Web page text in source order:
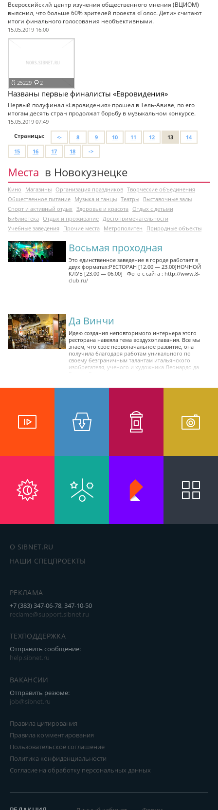
Всероссийский центр изучения общественного мнения (ВЦИОМ)
выяснил, что больше 60% зрителей проекта «Голос. Дети» считают
итоги финального голосования необъективными.
15.05.2019 16:00
25229 2
Названы первые финалисты «Евровидения»
Первый полуфинал «Евровидения» прошел в Тель-Авиве, по его
итогам десять стран продолжат борьбу в музыкальном конкурсе.
15.05.2019 07:49
Страницы:
<- 8 9 10 11 12 13
14
15
16 17 18 ->
Места в Новокузнецке
Кино Магазины Организация праздников Творческие объединения
Общественное питание Музыка и танцы Театры Выставочные залы
Спорт и активный отдых Здоровье и красота Отдых с детьми
Библиотека Отдых и проживание Достопримечательности
Учебные заведения
Прочие места Метрополитен Природные объекты
Восьмая проходная
Это единственное заведение в городе работает в
двух форматах:РЕСТОРАН [12.00 — 23.00]НОЧНОЙ
КЛУБ [23.00 — 06.00] Фото с сайта : http://www.8-
club.ru/
Да Винчи
Идею создания неповторимого интерьера этого
ресторана навеяла тема воздухоплавания. Все мы
знаем, что свое первоначальное развитие, она
получила благодаря работам уникального по
своему безграничным талантам итальянского
изобретателя, ученого и художника Леонардо да
значительно обогатили искусство. Блестящий и
столики, расположенные в воздухе — в гондолах
дирижабля и воздушного шара. Стены
оформлены репродукциями чертежей Леонардо
интеллекте. Тексты, сопровождающие рисунок, он
итальянца. блюд итальянской кухни: спагетти,
карпаччо, кростоне, фокачча, созданная нашими
поварами паста, и, конечно, пицца,
приготовленная на живом огне. Мы сделали все
беззаботности Италии.Время работы: с 12 до 24
О SIBNET.RU
НАШИ СПЕЦПРОЕКТЫ
РЕКЛАМА
+7 (383) 347-06-78, 347-10-50
reclame@support.sibnet.ru
ТЕХПОДДЕРЖКА
Отправить сообщение:
help.sibnet.ru
ВАКАНСИИ
Отправить резюме:
job@sibnet.ru
Правила цитирования
Правила комментирования
Пользовательское соглашение
Политика конфиденциальности
Согласие на обработку персональных данных